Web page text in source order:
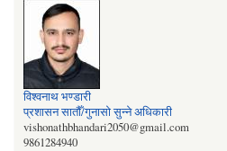
विश्वनाथ भण्डारी
प्रशासन सातौँ/गुनासो सुन्‍ने अधिकारी
vishonathbhandari2050@gmail.com
9861284940